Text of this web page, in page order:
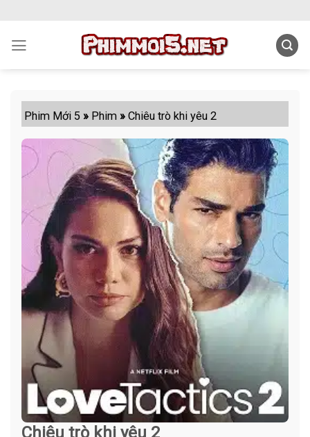
content
Phim Mới 5 » Phim »Chiêu trò khi yêu 2
Chiêu trò khi yêu 2